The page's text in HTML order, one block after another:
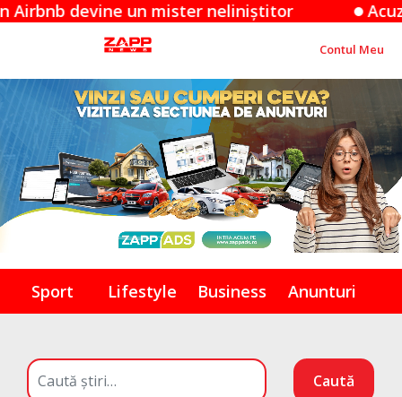
un mister neliniștitor Acuzațiile
Contul Meu
Sport Lifestyle Business Anunturi
Caută